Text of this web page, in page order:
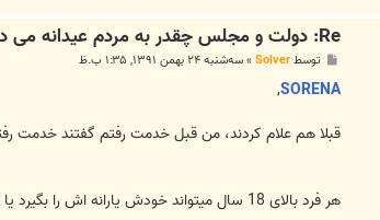
Re: دولت و مجلس چقدر به مردم عیدانه می دهند؟
ت
توسطSolver
»سه‌شنبه ۲۴ بهمن ۱۳۹۱, ۱:۳۵ ب.ظ
SORENA
,
قبلا هم علام کردند، من قبل خدمت رفتم گفتند خدمت
هر فرد بالای 18 سال میتواند خودش یارانه اش را بگیرد یا همراه خانواده اش. همینطور سهام عدالت نیز.